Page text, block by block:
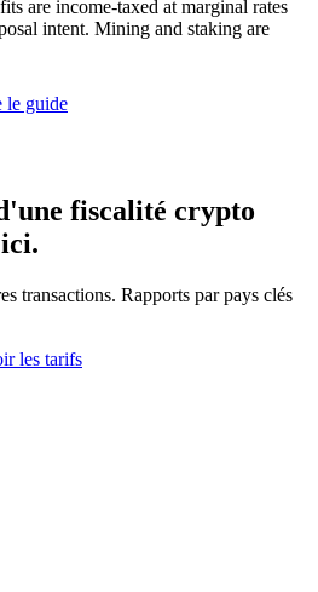
are income-taxed at marginal rates
intent. Mining and staking are
le guide
fiscalité crypto
transactions. Rapports par pays clés
les tarifs